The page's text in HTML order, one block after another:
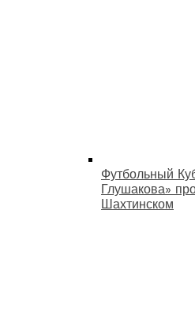
Футбольный
Глушакова»
Шахтинском